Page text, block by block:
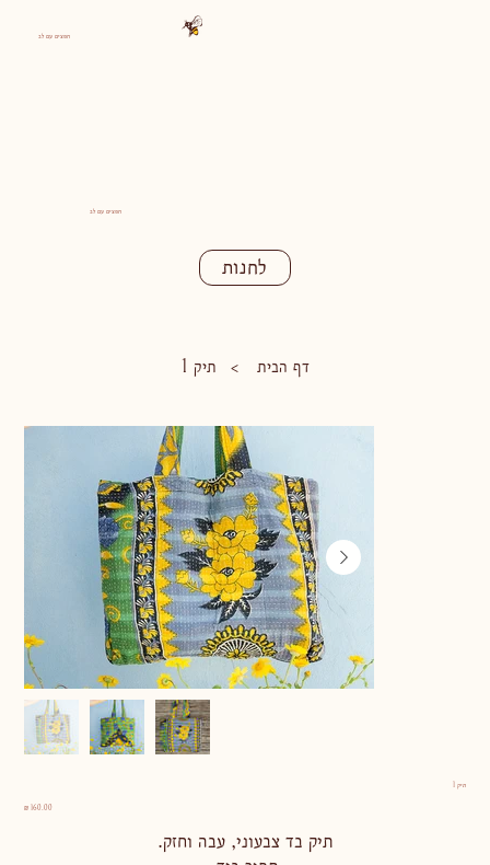
חפצים עם לב
דף הבית > תיק 1
תיק 1
מחיר
תיק בד צבעוני, עבה וחזק.
חפצים עם לב
לחנות